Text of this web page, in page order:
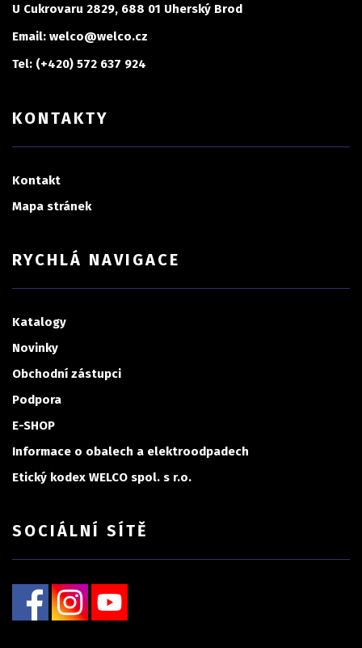
U Cukrovaru 2829, 688 01 Uherský Brod
Email: welco@welco.cz
Tel: (+420) 572 637 924
KONTAKTY
Kontakt
Mapa stránek
RYCHLÁ NAVIGACE
Katalogy
Novinky
Obchodní zástupci
Podpora
E-SHOP
Informace o obalech a elektroodpadech
Etický kodex WELCO spol. s r.o.
SOCIÁLNÍ SÍTĚ